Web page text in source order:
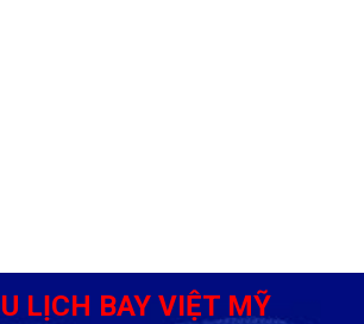
LỊCH BAY VIỆT MỸ